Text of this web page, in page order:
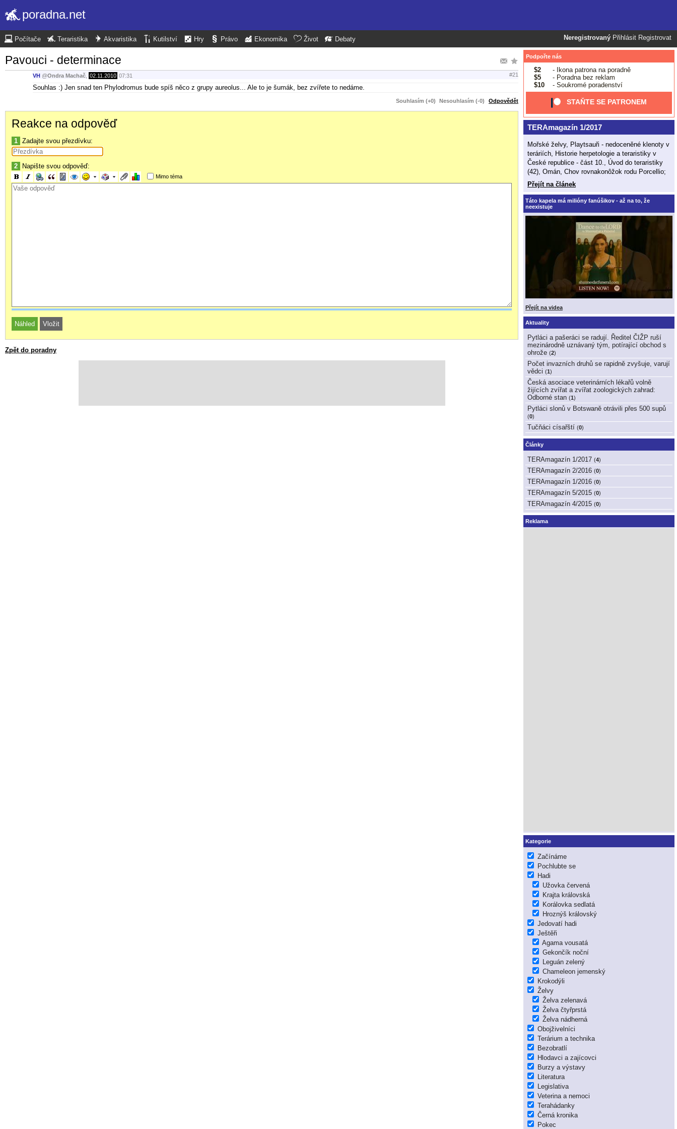
poradna.net
Neregistrovaný Přihlásit Registrovat
Počítače Teraristika Akvaristika Kutilství Hry Právo Ekonomika Život Debaty
Pavouci - determinace
VH @Ondra Machač 02.11.2010 07:31 #21
Souhlas :) Jen snad ten Phylodromus bude spíš něco z grupy aureolus... Ale to je šumák, bez zvířete to nedáme.
Souhlasím (+0) Nesouhlasím (-0) Odpovědět
Reakce na odpověď
1 Zadajte svou přezdívku:
2 Napište svou odpověď:
Mimo téma
Zpět do poradny
Podpořte nás
$2
- Ikona patrona na poradně
$5
- Poradna bez reklam
$10
- Soukromé poradenství
STAŇTE SE PATRONEM
TERAmagazín 1/2017
Mořské želvy, Playtsauři - nedoceněné klenoty v
teráriích, Historie herpetologie a teraristiky v
České republice - část 10., Úvod do teraristiky
(42), Omán, Chov rovnakonôžok rodu Porcellio;
Přejít na článek
Táto kapela má milióny fanúšikov - až na to, že
neexistuje
Přejít na videa
Aktuality
Pytláci a pašeráci se radují. Ředitel ČIŽP ruší
mezinárodně uznávaný tým, potírající obchod s
ohrože (2)
Počet invazních druhů se rapidně zvyšuje, varují
vědci (1)
Česká asociace veterinárních lékařů volně
žijících zvířat a zvířat zoologických zahrad:
Odborné stan (1)
Pytláci slonů v Botswaně otrávili přes 500 supů
(0)
Tučňáci císařští (0)
Články
TERAmagazín 1/2017 (4)
TERAmagazín 2/2016 (0)
TERAmagazín 1/2016 (0)
TERAmagazín 5/2015 (0)
TERAmagazín 4/2015 (0)
Reklama
Kategorie
Začínáme
Pochlubte se
Hadi
Užovka červená
Krajta královská
Korálovka sedlatá
Hroznýš královský
Jedovatí hadi
Ještěři
Agama vousatá
Gekončík noční
Leguán zelený
Chameleon jemenský
Krokodýli
Želvy
Želva zelenavá
Želva čtyřprstá
Želva nádherná
Obojživelníci
Terárium a technika
Bezobratlí
Hlodavci a zajícovci
Burzy a výstavy
Literatura
Legislativa
Veterina a nemoci
Terahádanky
Černá kronika
Pokec